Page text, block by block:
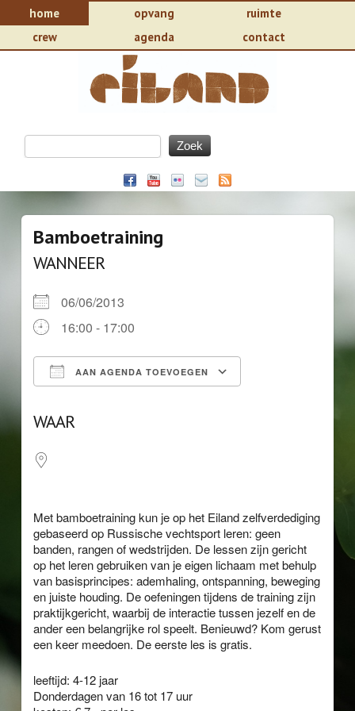
home opvang
ruimte
crew
agenda contact
Bamboetraining
WANNEER
06/06/2013
16:00 - 17:00
AAN AGENDA TOEVOEGEN
WAAR
Met bamboetraining kun je op het Eiland zelfverdediging
gebaseerd op Russische vechtsport leren: geen
banden, rangen of wedstrijden. De lessen zijn gericht
op het leren gebruiken van je eigen lichaam met behulp
van basisprincipes: ademhaling, ontspanning, beweging
en juiste houding. De oefeningen tijdens de training zijn
praktijkgericht, waarbij de interactie tussen jezelf en de
ander een belangrijke rol speelt. Benieuwd? Kom gerust
een keer meedoen. De eerste les is gratis.
leeftijd: 4-12 jaar
Donderdagen van 16 tot 17 uur